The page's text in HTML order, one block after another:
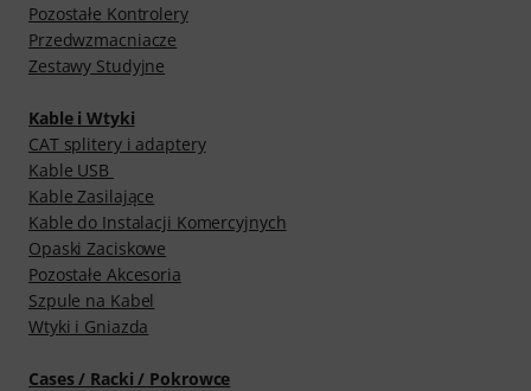
Pozostałe Kontrolery
Przedwzmacniacze
Zestawy Studyjne
Kable i Wtyki
CAT splitery i adaptery
Kable USB
Kable Zasilające
Kable do Instalacji Komercyjnych
Opaski Zaciskowe
Pozostałe Akcesoria
Szpule na Kabel
Wtyki i Gniazda
Cases / Racki / Pokrowce